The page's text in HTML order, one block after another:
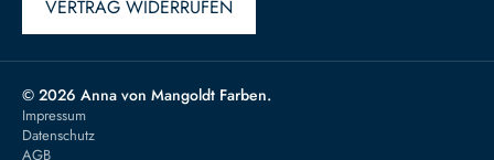
VERTRAG WIDERRUFEN
© 2026 Anna von Mangoldt Farben.
Impressum
Datenschutz
AGB